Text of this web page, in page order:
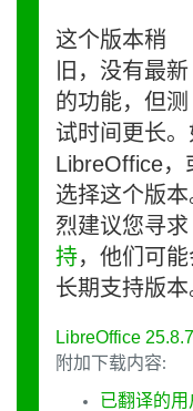
这个版本稍
旧，没有最新
的功能，但测
试时间更长
LibreOffice，
选择这个版
烈建议您寻求
持，他们可
长期支持版本
LibreOffice
附加下载内容:
已翻译的